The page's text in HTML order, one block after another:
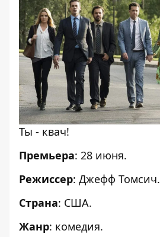
Ты - квач!
Премьера: 28 июня.
Режиссер: Джефф Томсич.
Страна: США.
Жанр: комедия.